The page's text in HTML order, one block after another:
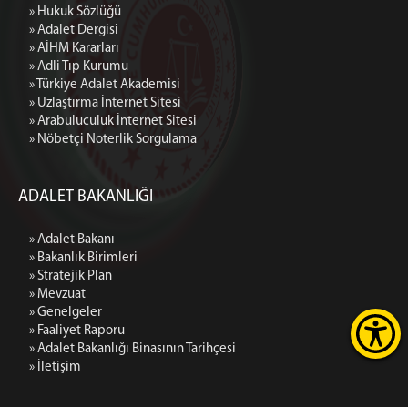
» Hukuk Sözlüğü
» Adalet Dergisi
» AİHM Kararları
» Adli Tıp Kurumu
» Türkiye Adalet Akademisi
» Uzlaştırma İnternet Sitesi
» Arabuluculuk İnternet Sitesi
» Nöbetçi Noterlik Sorgulama
ADALET BAKANLIĞI
» Adalet Bakanı
» Bakanlık Birimleri
» Stratejik Plan
» Mevzuat
» Genelgeler
» Faaliyet Raporu
» Adalet Bakanlığı Binasının Tarihçesi
» İletişim